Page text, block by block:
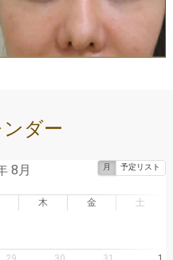
ダー
月 予定リスト
8月
木 金 土